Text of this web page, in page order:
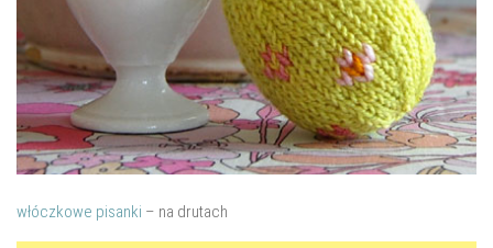
włóczkowe pisanki – na drutach